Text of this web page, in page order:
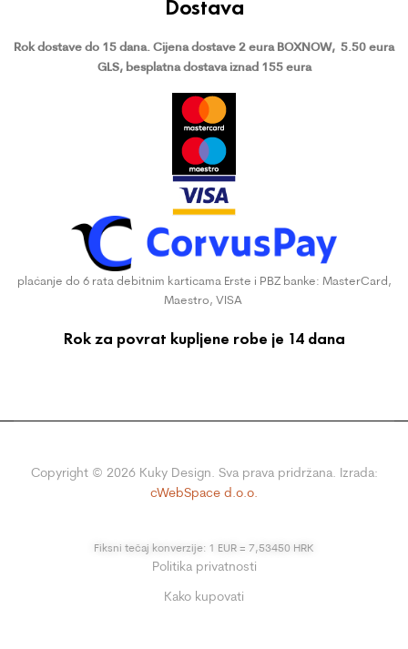
Dostava
Rok dostave do 15 dana. Cijena dostave 2 eura BOXNOW, 5.50 eura
GLS, besplatna dostava iznad 155 eura
plaćanje do 6 rata debitnim karticama Erste i PBZ banke: MasterCard,
Maestro, VISA
Rok za povrat kupljene robe je 14 dana
Copyright © 2026Kuky Design. Sva prava pridržana. Izrada:
cWebSpace d.o.o.
Fiksni tečaj konverzije: 1 EUR = 7,53450 HRK
Politika privatnosti
Kako kupovati